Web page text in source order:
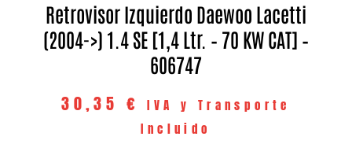
Retrovisor Izquierdo Daewoo Lacetti
(2004->) 1.4 SE [1,4 Ltr. – 70 KW CAT] –
606747
30,35 €
IVA y Transporte
Incluido